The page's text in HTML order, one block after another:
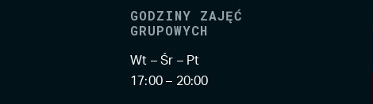
GODZINY ZAJĘĆ
GRUPOWYCH
Wt – Śr – Pt
17:00 – 20:00